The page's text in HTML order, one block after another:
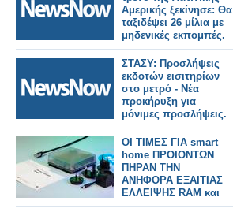
Αμερικής ξεκίνησε: Θα
ταξιδέψει 26 μίλια με
μηδενικές εκπομπές.
ΣΤΑΣΥ: Προσλήψεις
εκδοτών εισιτηρίων
στο μετρό - Νέα
προκήρυξη για
μόνιμες προσλήψεις.
ΟΙ ΤΙΜΕΣ ΓΙΑ smart
home ΠΡΟΙΟΝΤΩΝ
ΠΗΡΑΝ ΤΗΝ
ΑΝΗΦΟΡΑ ΕΞΑΙΤΙΑΣ
ΕΛΛΕΙΨΗΣ RAM και
chip